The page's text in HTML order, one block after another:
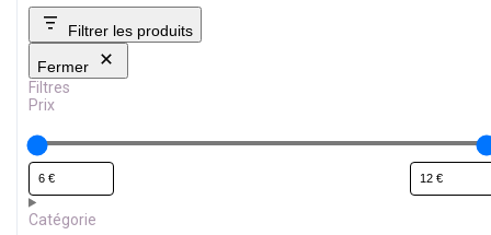
Filtrer les produits
Fermer
Filtres
Prix
Catégorie